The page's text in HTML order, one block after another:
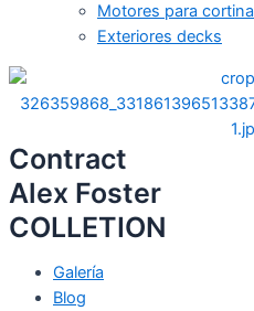
Motores para cortina
Exteriores decks
Contract
Alex Foster
COLLETION
Galería
Blog